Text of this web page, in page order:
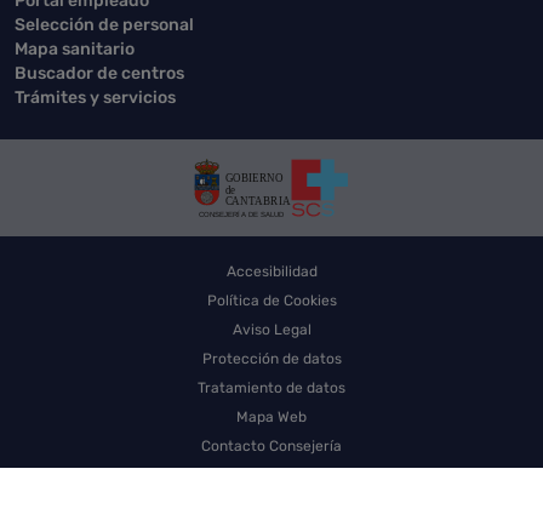
Selección de personal
Mapa sanitario
Buscador de centros
Trámites y servicios
Accesibilidad
Política de Cookies
Aviso Legal
Protección de datos
Tratamiento de datos
Mapa Web
Contacto Consejería